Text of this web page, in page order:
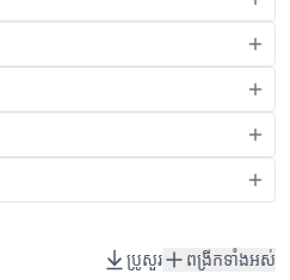
ប្រូសួរ ពង្រីកទាំងអស់